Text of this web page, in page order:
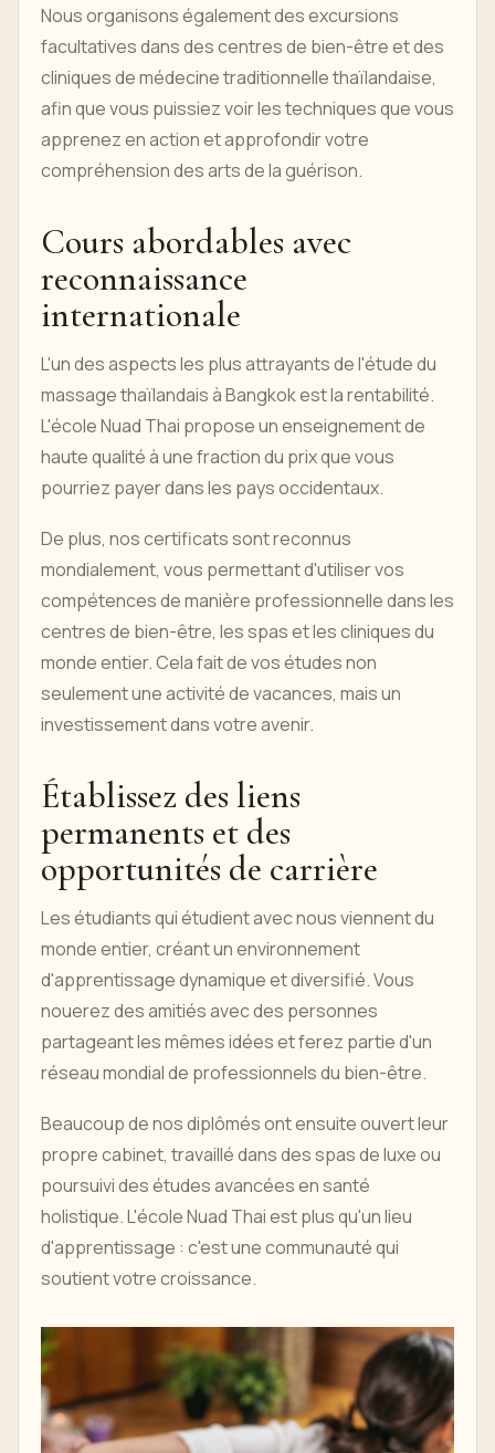
Nous organisons également des excursions
facultatives dans des centres de bien-être et des
cliniques de médecine traditionnelle thaïlandaise,
afin que vous puissiez voir les techniques que vous
apprenez en action et approfondir votre
compréhension des arts de la guérison.
Cours abordables avec
reconnaissance
internationale
L'un des aspects les plus attrayants de l'étude du
massage thaïlandais à Bangkok est la rentabilité.
L'école Nuad Thai propose un enseignement de
haute qualité à une fraction du prix que vous
pourriez payer dans les pays occidentaux.
De plus, nos certificats sont reconnus
mondialement, vous permettant d'utiliser vos
compétences de manière professionnelle dans les
centres de bien-être, les spas et les cliniques du
monde entier. Cela fait de vos études non
seulement une activité de vacances, mais un
investissement dans votre avenir.
Établissez des liens
permanents et des
opportunités de carrière
Les étudiants qui étudient avec nous viennent du
monde entier, créant un environnement
d'apprentissage dynamique et diversifié. Vous
nouerez des amitiés avec des personnes
partageant les mêmes idées et ferez partie d'un
réseau mondial de professionnels du bien-être.
Beaucoup de nos diplômés ont ensuite ouvert leur
propre cabinet, travaillé dans des spas de luxe ou
poursuivi des études avancées en santé
holistique. L'école Nuad Thai est plus qu'un lieu
d'apprentissage : c'est une communauté qui
soutient votre croissance.